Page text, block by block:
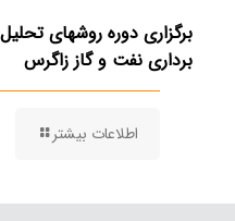
برگزاری دوره روشهای
برداری نفت و گاز زاگرس
اطلاعات بیشتر